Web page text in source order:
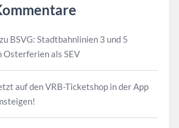
zu BSVG: Stadtbahnlinien 3 und 5
Osterferien als SEV
auf den VRB-Ticketshop in der App